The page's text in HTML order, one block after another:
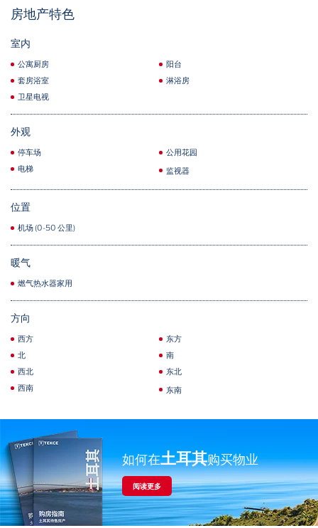
房地产特色
室内
公寓厨房
阳台
套房浴室
淋浴房
卫星电视
外观
停车场
公用花园
电梯
监视器
位置
机场 (0-50 公里)
暖气
燃气热水器家用
方向
西方
东方
北
南
西北
东北
西南
东南
如何在土耳其购买物业
阅读更多